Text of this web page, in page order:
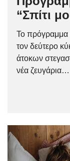
“Σπίτι
Το πρόγραμμα
τον δεύτερο
άτοκων
νέα ζευγάρια…